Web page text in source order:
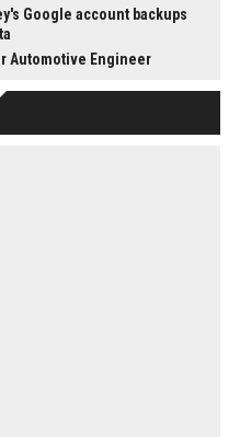
Google account backups
Automotive Engineer